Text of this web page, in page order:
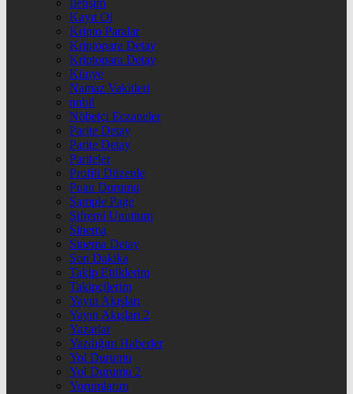
İletişim
Kayıt Ol
Kripto Paralar
Kriptopara Detay
Kriptopara Detay
Künye
Namaz Vakitleri
nnbil
Nöbetçi Eczaneler
Parite Detay
Parite Detay
Pariteler
Profili Düzenle
Puan Durumu
Sample Page
Şifremi Unuttum
Sinema
Sinema Detay
Son Dakika
Takip Ettiklerim
Takipçilerim
Yayın Akışları
Yayın Akışları 2
Yazarlar
Yazdığım Haberler
Yol Durumu
Yol Durumu 2
Yorumlarım